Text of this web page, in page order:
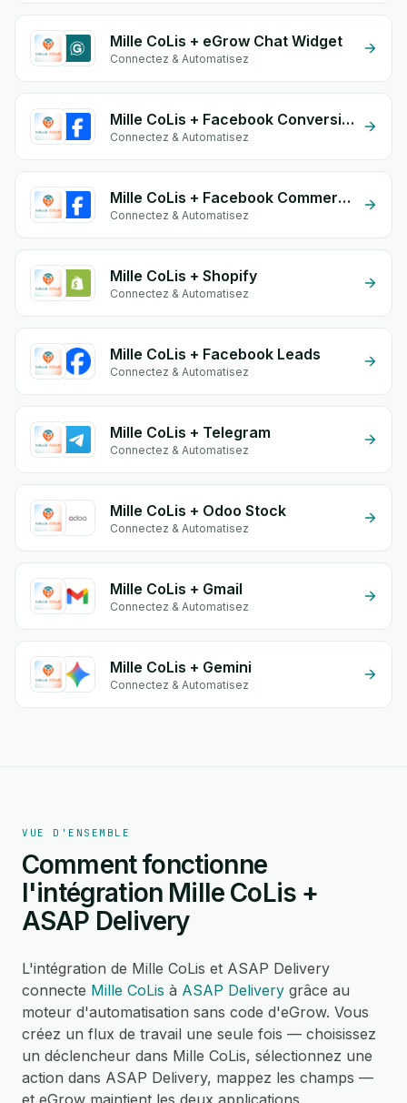
Mille CoLis + eGrow Chat Widget
Connectez & Automatisez
Mille CoLis + Facebook Conversion API (CAPI)
Connectez & Automatisez
Mille CoLis + Facebook Commerce
Connectez & Automatisez
Mille CoLis + Shopify
Connectez & Automatisez
Mille CoLis + Facebook Leads
Connectez & Automatisez
Mille CoLis + Telegram
Connectez & Automatisez
Mille CoLis + Odoo Stock
Connectez & Automatisez
Mille CoLis + Gmail
Connectez & Automatisez
Mille CoLis + Gemini
Connectez & Automatisez
VUE D'ENSEMBLE
Comment fonctionne
l'intégration Mille CoLis +
ASAP Delivery
L'intégration de Mille CoLis et ASAP Delivery
connecte Mille CoLis à ASAP Delivery grâce au
moteur d'automatisation sans code d'eGrow. Vous
créez un flux de travail une seule fois — choisissez
un déclencheur dans Mille CoLis, sélectionnez une
action dans ASAP Delivery, mappez les champs —
et eGrow maintient les deux applications